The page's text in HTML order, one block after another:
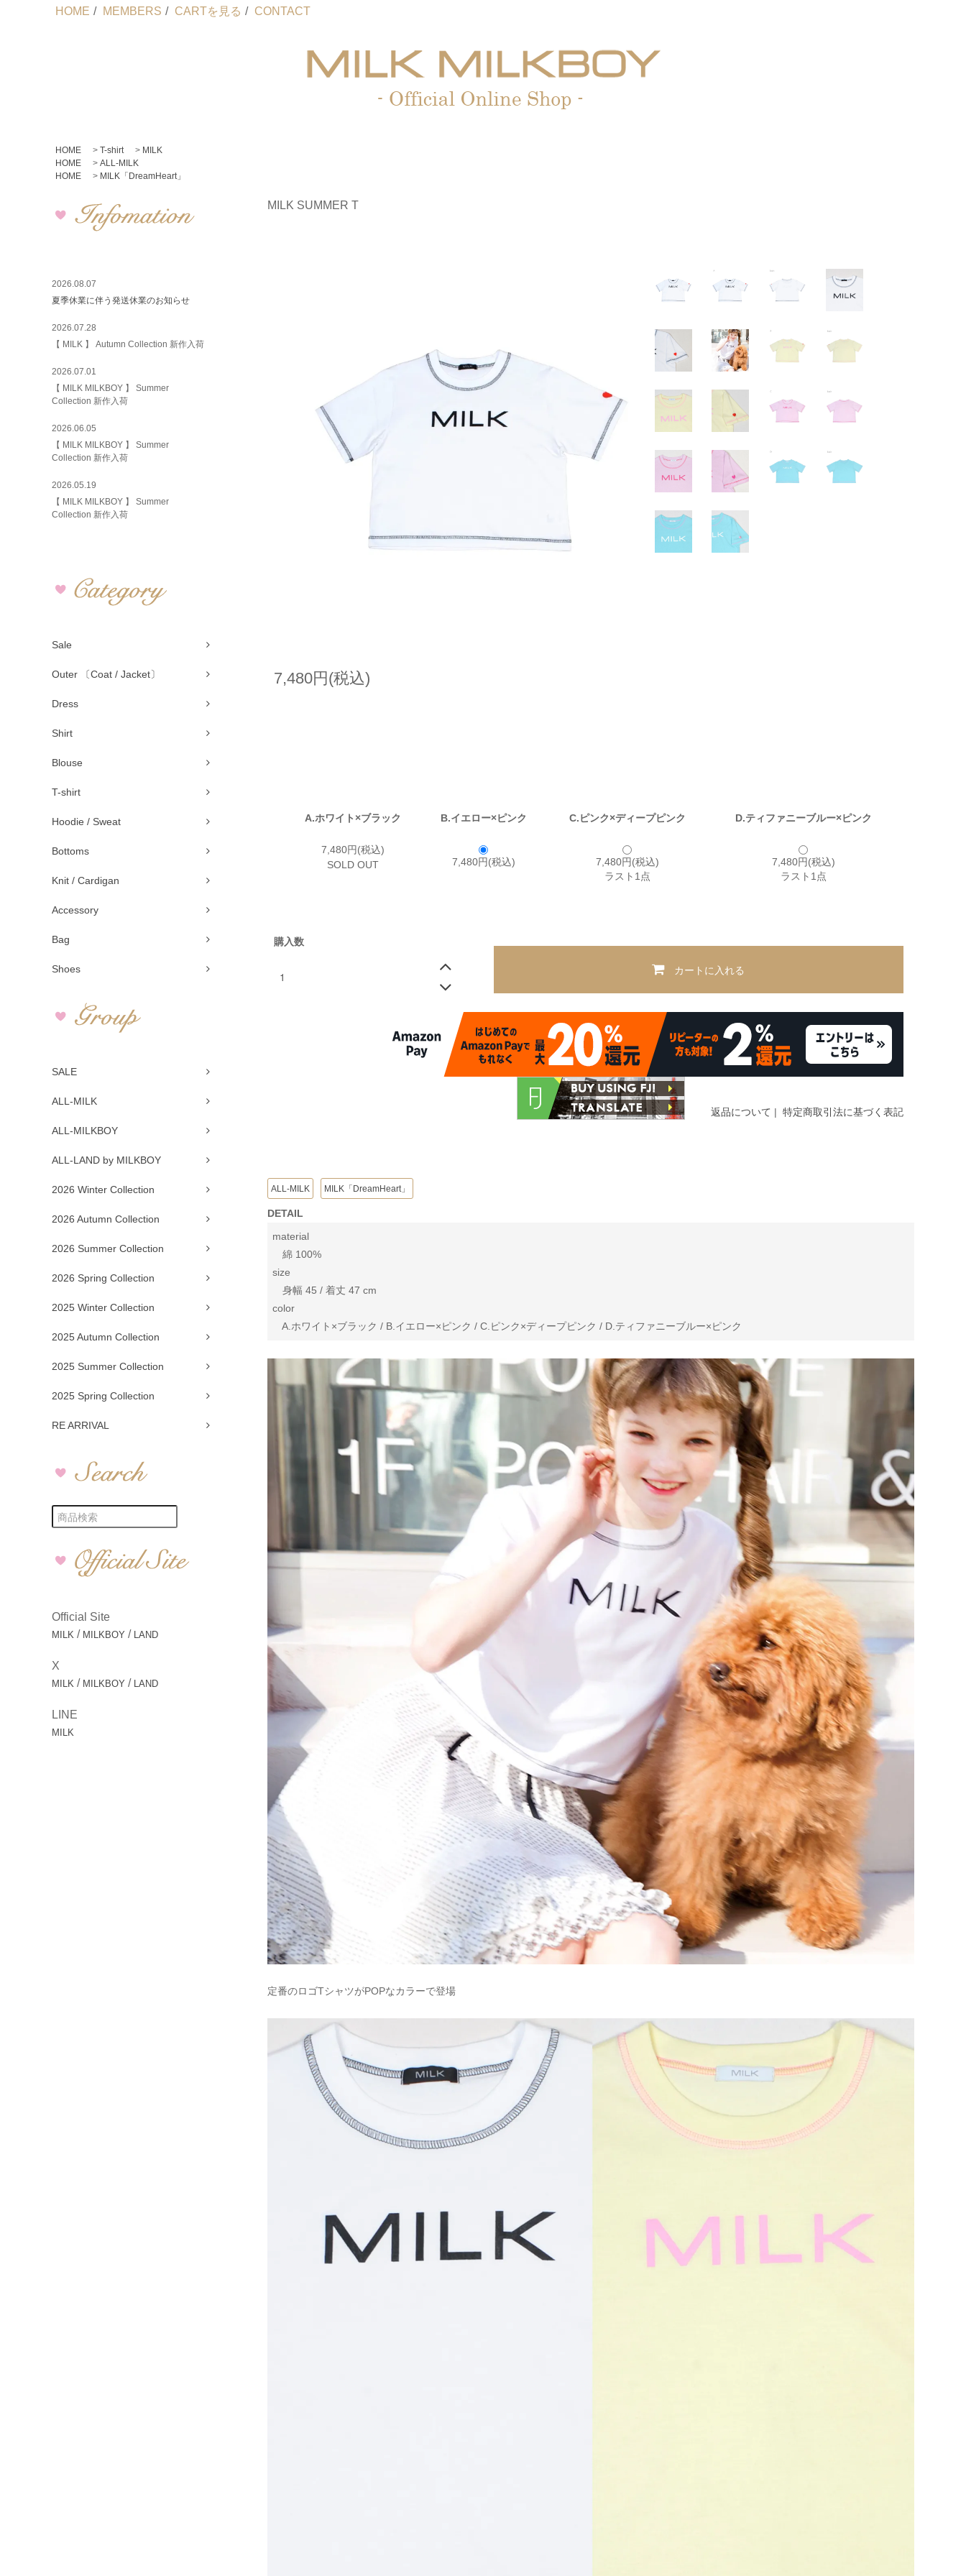
HOME / MEMBERS / CARTを見る / CONTACT
HOME > T-shirt > MILK
HOME
> ALL-MILK
HOME
> MILK「DreamHeart」
2026.08.07
夏季休業に伴う発送休業のお知らせ
2026.07.28
【 MILK 】 Autumn Collection 新作入荷
2026.07.01
【 MILK MILKBOY 】 Summer
Collection 新作入荷
2026.06.05
【 MILK MILKBOY 】 Summer
Collection 新作入荷
2026.05.19
【 MILK MILKBOY 】 Summer
Collection 新作入荷
Sale
Outer 〔Coat / Jacket〕
Dress
Shirt
Blouse
T-shirt
Hoodie / Sweat
Bottoms
Knit / Cardigan
Accessory
Bag
Shoes
SALE
ALL-MILK
ALL-MILKBOY
ALL-LAND by MILKBOY
2026 Winter Collection
2026 Autumn Collection
2026 Summer Collection
2026 Spring Collection
2025 Winter Collection
2025 Autumn Collection
2025 Summer Collection
2025 Spring Collection
RE ARRIVAL
Official Site
MILK / MILKBOY / LAND
X
MILK / MILKBOY / LAND
LINE
MILK
MILK SUMMER T
7,480円(税込)
A.ホワイト×ブラック B.イエロー×ピンク C.ピンク×ディープピンク D.ティファニーブルー×ピンク
7,480円(税込)
SOLD OUT
7,480円(税込)
7,480円(税込)
ラスト1点
7,480円(税込)
ラスト1点
購入数
カートに入れる
返品について | 特定商取引法に基づく表記
ALL-MILK MILK「DreamHeart」
DETAIL
material
綿 100%
size
身幅 45 / 着丈 47 cm
color
A.ホワイト×ブラック / B.イエロー×ピンク / C.ピンク×ディープピンク / D.ティファニーブルー×ピンク
定番のロゴTシャツがPOPなカラーで登場